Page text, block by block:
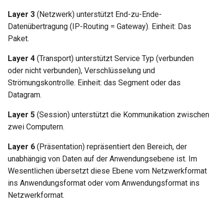
Layer 3 (Netzwerk) unterstützt End-zu-Ende-
Datenübertragung (IP-Routing = Gateway). Einheit: Das
Paket.
Layer 4 (Transport) unterstützt Service Typ (verbunden
oder nicht verbunden), Verschlüsselung und
Strömungskontrolle. Einheit: das Segment oder das
Datagram.
Layer 5 (Session) unterstützt die Kommunikation zwischen
zwei Computern.
Layer 6 (Präsentation) repräsentiert den Bereich, der
unabhängig von Daten auf der Anwendungsebene ist. Im
Wesentlichen übersetzt diese Ebene vom Netzwerkformat
ins Anwendungsformat oder vom Anwendungsformat ins
Netzwerkformat.